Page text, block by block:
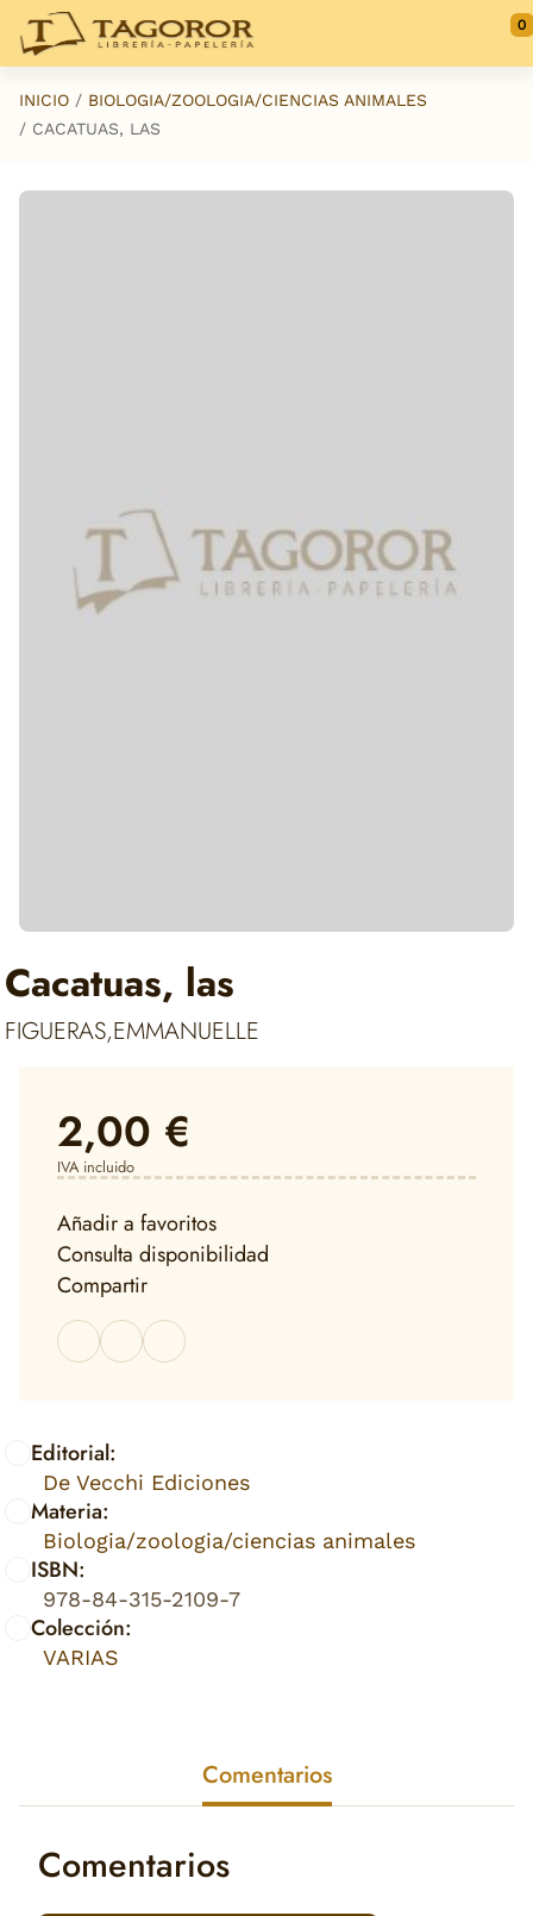
Saltar al contenido principal
0
INICIO
BIOLOGIA/ZOOLOGIA/CIENCIAS ANIMALES
CACATUAS, LAS
Cacatuas, las
FIGUERAS,EMMANUELLE
Editorial:
De Vecchi Ediciones
Materia:
Biologia/zoologia/ciencias animales
ISBN:
978-84-315-2109-7
Colección:
VARIAS
2,00 €
IVA incluido
Añadir a favoritos
Consulta disponibilidad
Compartir
Comentarios
Comentarios